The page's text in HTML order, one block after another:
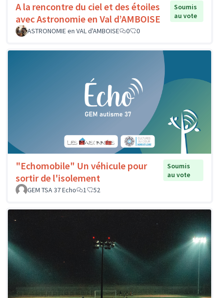
A la rencontre du ciel et des étoiles
avec Astronomie en Val d’AMBOISE
Soumis
au vote
ASTRONOMIE en VAL d'AMBOISE
0 0
"Echomobile" Un véhicule pour
sortir de l'isolement
Soumis
au vote
GEM TSA 37 Echo
1 52